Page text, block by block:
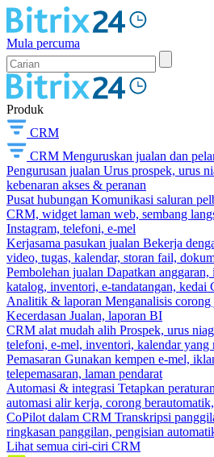
Mula percuma
Produk
CRM
CRM Menguruskan jualan dan
Pengurusan jualan Urus prospek, urus
kebenaran akses & peranan
Pusat hubungan Komunikasi saluran
CRM, widget laman web, sembang
Instagram, telefoni, e-mel
Kerjasama pasukan jualan Bekerja
video, tugas, kalendar, storan fail,
Pembolehan jualan Dapatkan anggaran,
katalog, inventori, e-tandatangan, kedai
Analitik & laporan Menganalisis corong
Kecerdasan Jualan, laporan BI
CRM alat mudah alih Prospek, urus
telefoni, e-mel, inventori, kalendar yang
Pemasaran Gunakan kempen e-mel,
telepemasaran, laman pendarat
Automasi & integrasi Tetapkan
automasi alir kerja, corong
CoPilot dalam CRM Transkripsi
ringkasan panggilan, pengisian
Lihat semua ciri-ciri CRM